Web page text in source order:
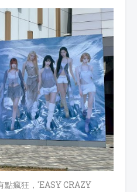
點瘋狂，'EASY CRAZY